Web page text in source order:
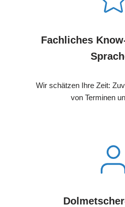
Fachliches
Wir schätzen Ihre Zeit:
von Terminen